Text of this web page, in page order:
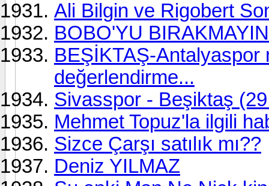
Ali Bilgin ve Rigobert
BOBO'YU
BEŞİKTAŞ-Antalyaspor
değerlendirme...
Sivasspor - Beşiktaş
Mehmet Topuz'la ilgili
Sizce Çarşı satılık mı??
Deniz YILMAZ